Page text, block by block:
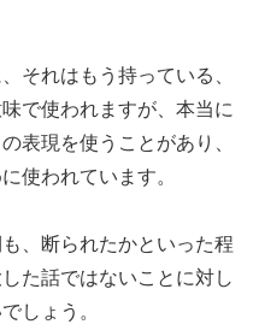
それはもう持っている、
で使われますが、本当に
表現を使うことがあり、
使われています。
、断られたかといった程
た話ではないことに対し
しょう。